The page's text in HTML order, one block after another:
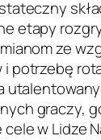
etapy
ze
i potrzebę
graczy,
w Lidze